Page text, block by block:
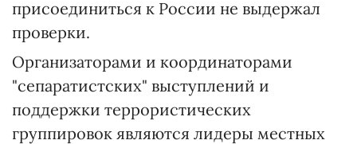
присоединиться к России не выдержал
проверки.
Организаторами и координаторами
"сепаратистских" выступлений и
поддержки террористических
группировок являются лидеры местных